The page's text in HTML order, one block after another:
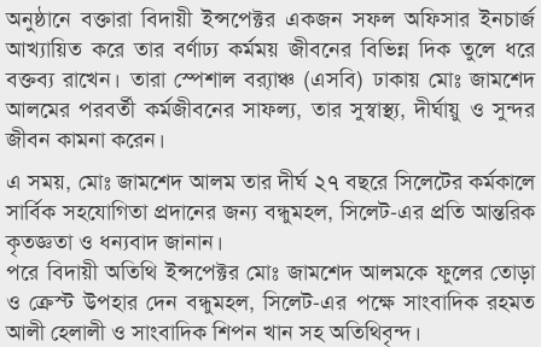
অনুষ্ঠানে বক্তারা বিদায়ী ইন্সপেক্টর একজন সফল অফিসার ইনচার্জ
আখ্যায়িত করে তার বর্ণাঢ্য কর্মময় জীবনের বিভিন্ন দিক তুলে ধরে
বক্তব্য রাখেন। তারা স্পেশাল ব্র‍্যাঞ্চ (এসবি) ঢাকায় মোঃ জামশেদ
আলমের পরবর্তী কর্মজীবনের সাফল্য, তার সুস্বাস্থ্য, দীর্ঘায়ু ও সুন্দর
জীবন কামনা করেন।
এ সময়, মোঃ জামশেদ আলম তার দীর্ঘ ২৭ বছরে সিলেটের কর্মকালে
সার্বিক সহযোগিতা প্রদানের জন্য বন্ধুমহল, সিলেট-এর প্রতি আন্তরিক
কৃতজ্ঞতা ও ধন্যবাদ জানান।
পরে বিদায়ী অতিথি ইন্সপেক্টর মোঃ জামশেদ আলমকে ফুলের তোড়া
ও ক্রেস্ট উপহার দেন বন্ধুমহল, সিলেট-এর পক্ষে সাংবাদিক রহমত
আলী হেলালী ও সাংবাদিক শিপন খান সহ অতিথিবৃন্দ।